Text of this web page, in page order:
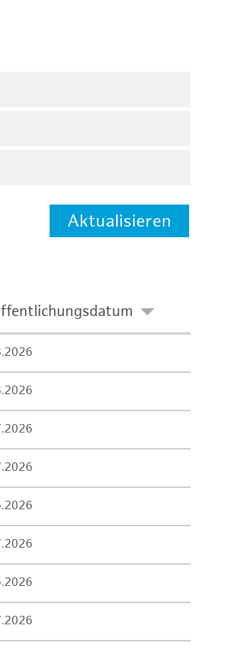
Aktualisieren